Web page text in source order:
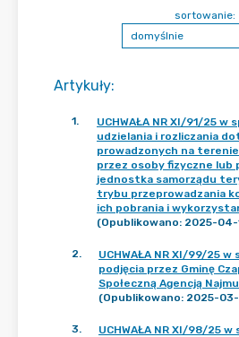
Artykuły:
sortowanie:
1.
UCHWAŁA NR XI/91/25 w
udzielania i rozliczania
prowadzonych na
przez osoby fizyczne lub
jednostka samorządu
trybu przeprowadzania
ich pobrania i
(Opublikowano: 2025-04-
2.
UCHWAŁA NR XI/99/25
podjęcia przez Gminę
Społeczną Agencją Najmu
(Opublikowano: 2025-
3.
UCHWAŁA NR XI/98/25